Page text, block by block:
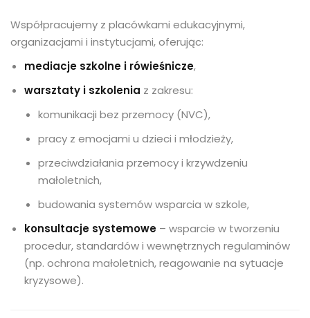
Współpracujemy z placówkami edukacyjnymi,
organizacjami i instytucjami, oferując:
mediacje szkolne i rówieśnicze,
warsztaty i szkolenia z zakresu:
komunikacji bez przemocy (NVC),
pracy z emocjami u dzieci i młodzieży,
przeciwdziałania przemocy i krzywdzeniu
małoletnich,
budowania systemów wsparcia w szkole,
konsultacje systemowe – wsparcie w tworzeniu
procedur, standardów i wewnętrznych regulaminów
(np. ochrona małoletnich, reagowanie na sytuacje
kryzysowe).